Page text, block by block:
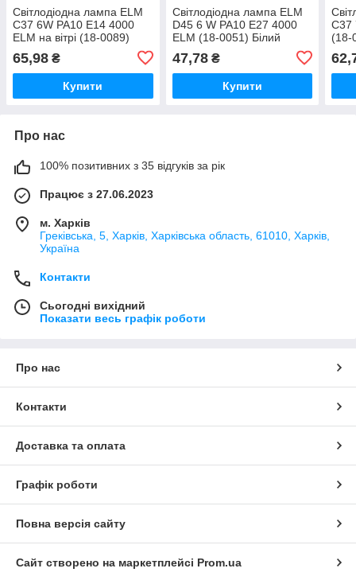
Світлодіодна лампа ELM
С37 6W PA10 E14 4000
ELM на вітрі (18-0089)
65,98 ₴
Купити
Світлодіодна лампа ELM
D45 6 W PA10 E27 4000
ELM (18-0051) Білий
47,78₴
Купити
C37
(18-
Про нас
100% позитивних з 35 відгуків за рік
Працює з 27.06.2023
м. Харків
Греківська, 5, Харків, Харківська область, 61010, Харків,
Україна
Контакти
Сьогодні вихідний
Показати весь графік роботи
Про нас
Контакти
Доставка та оплата
Графік роботи
Повна версія сайту
Сайт створено на маркетплейсі Prom.ua